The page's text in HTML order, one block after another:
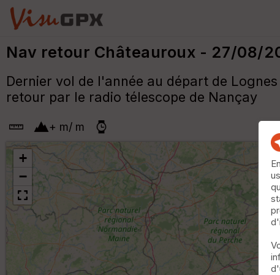
Nav retour Châteauroux - 27/08/
Dernier vol de l'année au départ de Lognes
retour par le radio télescope de Nançay
+ m/ m
+
−